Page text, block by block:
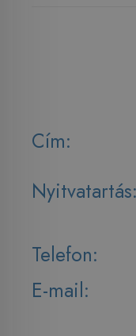
Cím:
Nyitvatartás:
Telefon:
E-mail: